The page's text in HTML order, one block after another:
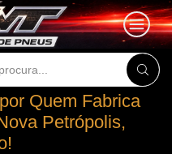
Quem Fabrica
Petrópolis,